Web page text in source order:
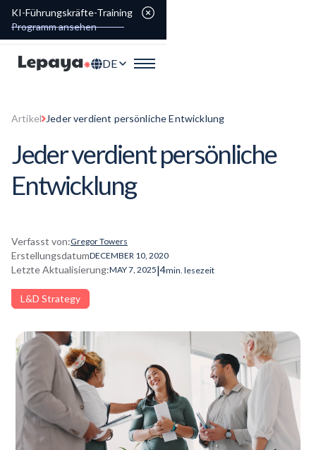
KI-Führungskräfte-Training
Programm ansehen
DE
Artikel Jeder verdient persönliche Entwicklung
Jeder verdient persönliche
Entwicklung
Verfasst von:Gregor Towers
ErstellungsdatumDECEMBER 10, 2020
Letzte Aktualisierung:MAY 7, 2025|4min. lesezeit
L&D Strategy